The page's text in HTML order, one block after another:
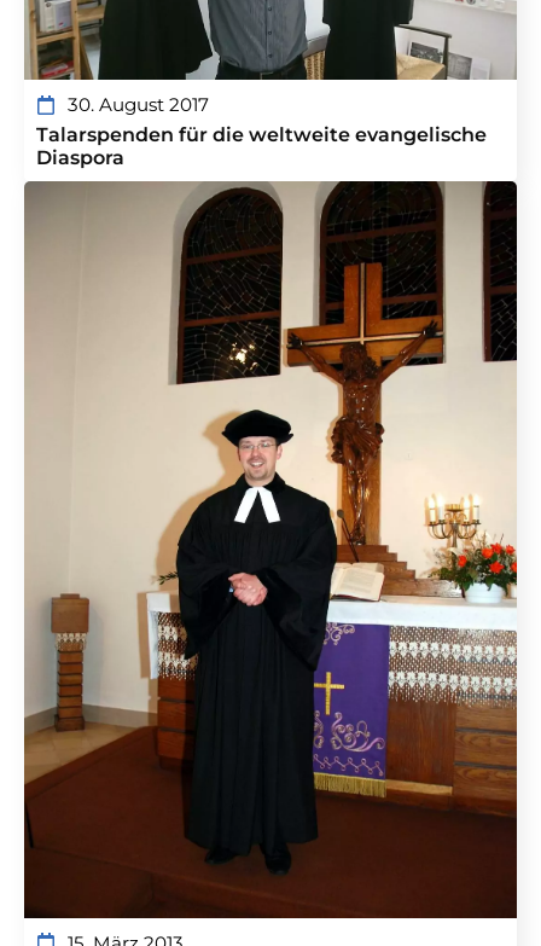
30. August 2017
Talarspenden für die weltweite evangelische
Diaspora